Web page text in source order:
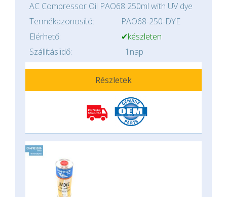
AC Compressor Oil PAO68 250ml with UV dye
Termékazonosító:
PAO68-250-DYE
Elérhető:
✔készleten
Szállításiidő:
1nap
Részletek